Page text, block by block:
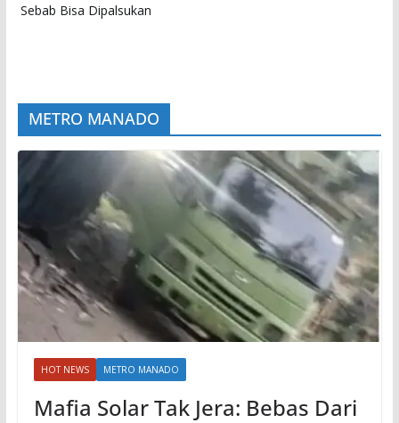
Sebab Bisa Dipalsukan
METRO MANADO
HOT NEWS METRO MANADO
Mafia Solar Tak Jera: Bebas Dari